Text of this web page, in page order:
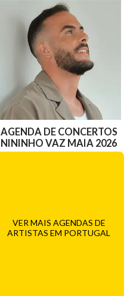
AGENDA DE CONCERTOS
NININHO VAZ MAIA 2026
VER MAIS AGENDAS DE
ARTISTAS EM PORTUGAL